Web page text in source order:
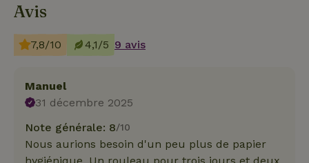
Avis
7,8/10 4,1/5 9 avis
Manuel
31 décembre 2025
Note générale: 8/10
Nous aurions besoin d'un peu plus de papier